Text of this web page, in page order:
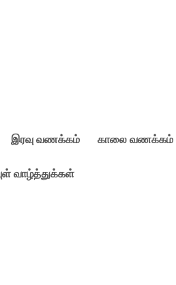
இரவு வணக்கம் காலை வணக்கம்
வாழ்த்துக்கள்